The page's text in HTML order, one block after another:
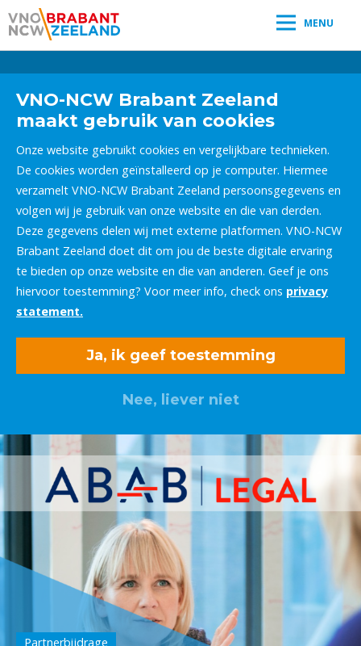
MENU
VNO-NCW Brabant Zeeland
maakt gebruik van cookies
Onze website gebruikt cookies en vergelijkbare technieken.
De cookies worden geïnstalleerd op je computer. Hiermee
verzamelt VNO-NCW Brabant Zeeland persoonsgegevens en
volgen wij je gebruik van onze website en die van derden.
Deze gegevens delen wij met externe platformen. VNO-NCW
Brabant Zeeland doet dit om jou de beste digitale ervaring
te bieden op onze website en die van anderen. Geef je ons
hiervoor toestemming? Voor meer info, check ons privacy
statement.
Ja, ik geef toestemming
Nee, liever niet
Partnerbijdrage